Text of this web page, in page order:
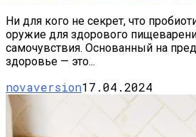
Ни для кого не секрет, что
оружие для здорового
самочувствия. Основанный на
здоровье — это...
novaversion17.04.2024